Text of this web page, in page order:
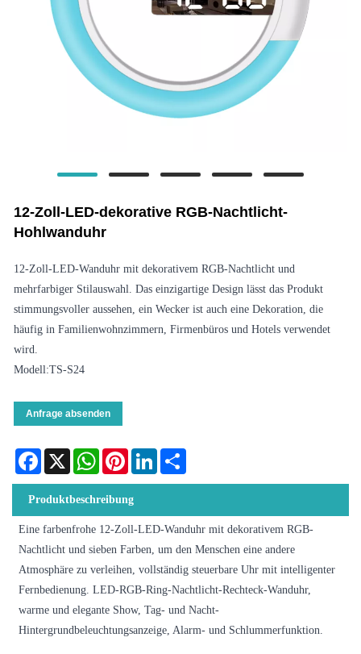
12-Zoll-LED-dekorative RGB-Nachtlicht-
Hohlwanduhr
12-Zoll-LED-Wanduhr mit dekorativem RGB-Nachtlicht und
mehrfarbiger Stilauswahl. Das einzigartige Design lässt das Produkt
stimmungsvoller aussehen, ein Wecker ist auch eine Dekoration, die
häufig in Familienwohnzimmern, Firmenbüros und Hotels verwendet
wird.
Modell:TS-S24
Anfrage absenden
Facebook
X WhatsAppPinterestLinkedIn
Produktbeschreibung
Eine farbenfrohe 12-Zoll-LED-Wanduhr mit dekorativem RGB-
Nachtlicht und sieben Farben, um den Menschen eine andere
Atmosphäre zu verleihen, vollständig steuerbare Uhr mit intelligenter
Fernbedienung. LED-RGB-Ring-Nachtlicht-Rechteck-Wanduhr,
warme und elegante Show, Tag- und Nacht-
Hintergrundbeleuchtungsanzeige, Alarm- und Schlummerfunktion.